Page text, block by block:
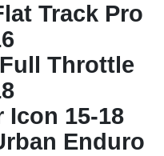
Track Pro
Throttle
Icon 15-18
Enduro